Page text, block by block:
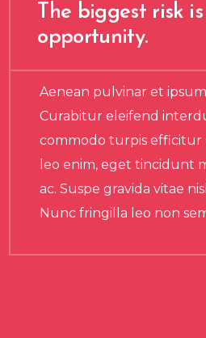
The biggest risk
opportunity.
Aenean pulvinar et
Curabitur eleifend
commodo turpis efficitur
leo enim, eget tincidunt
ac. Suspe gravida vitae
Nunc fringilla leo non